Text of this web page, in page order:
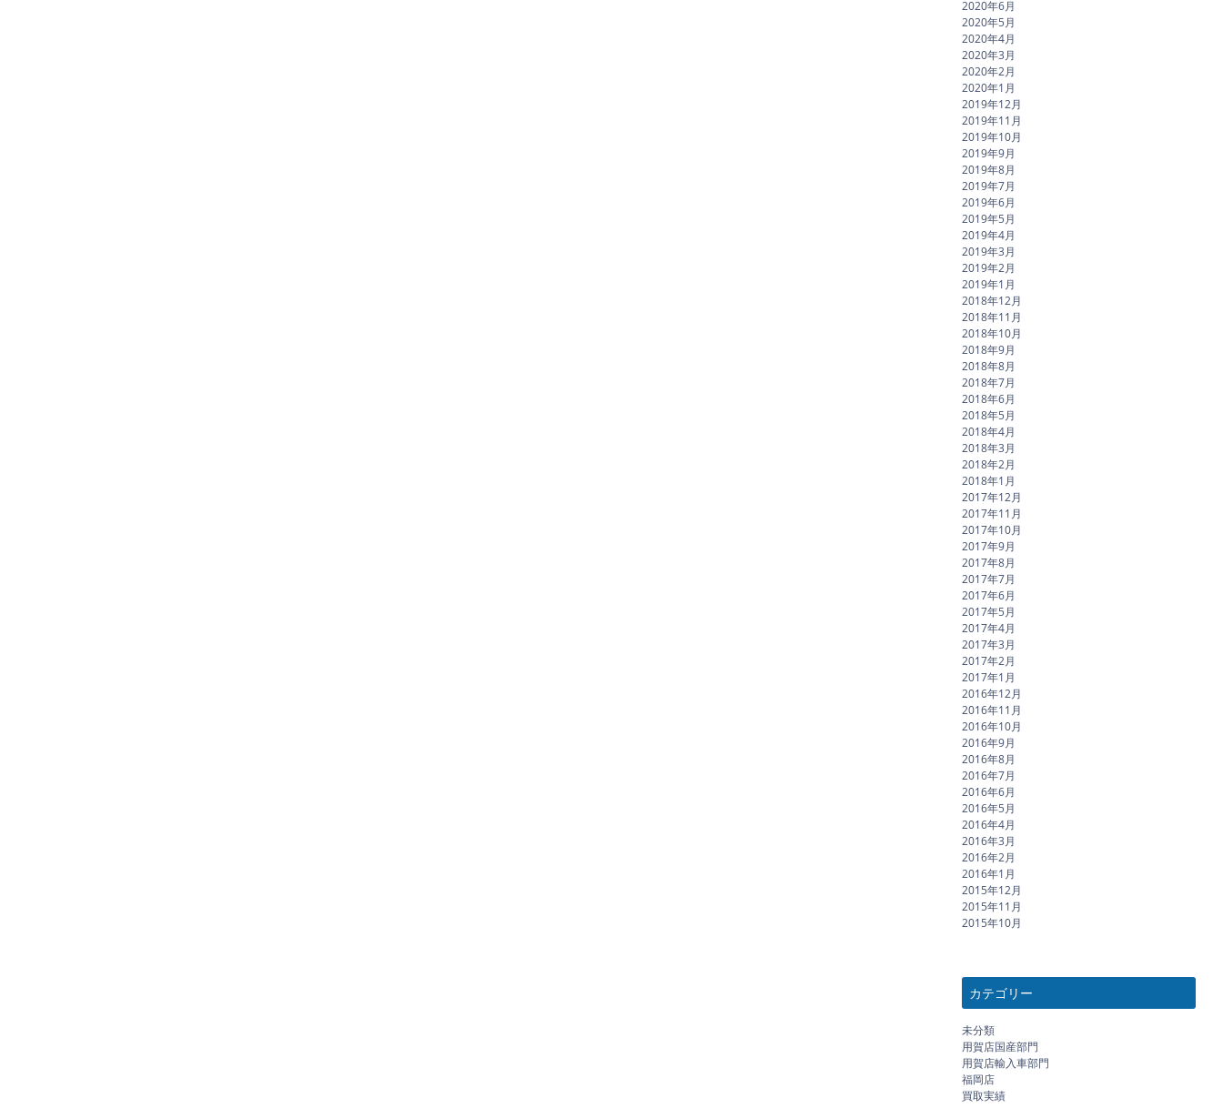
2020年6月
2020年5月
2020年4月
2020年3月
2020年2月
2020年1月
2019年12月
2019年11月
2019年10月
2019年9月
2019年8月
2019年7月
2019年6月
2019年5月
2019年4月
2019年3月
2019年2月
2019年1月
2018年12月
2018年11月
2018年10月
2018年9月
2018年8月
2018年7月
2018年6月
2018年5月
2018年4月
2018年3月
2018年2月
2018年1月
2017年12月
2017年11月
2017年10月
2017年9月
2017年8月
2017年7月
2017年6月
2017年5月
2017年4月
2017年3月
2017年2月
2017年1月
2016年12月
2016年11月
2016年10月
2016年9月
2016年8月
2016年7月
2016年6月
2016年5月
2016年4月
2016年3月
2016年2月
2016年1月
2015年12月
2015年11月
2015年10月
カテゴリー
未分類
用賀店国産部門
用賀店輸入車部門
福岡店
買取実績